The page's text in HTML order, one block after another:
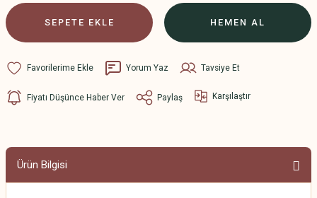
SEPETE EKLE HEMEN AL
Yorum Yaz Tavsiye Et
Fiyatı Düşünce Haber Ver Paylaş Karşılaştır
Ürün Bilgisi